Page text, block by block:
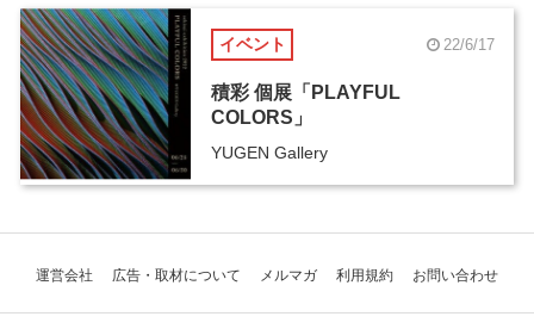
COLUMN
コラム イベント 22/6/17
積彩 個展「PLAYFUL
COLORS」
YUGEN Gallery
運営会社 広告・取材について メルマガ 利用規約 お問い合わせ